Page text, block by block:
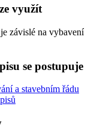
využít
závislé na vybavení
se postupuje
a stavebním řádu